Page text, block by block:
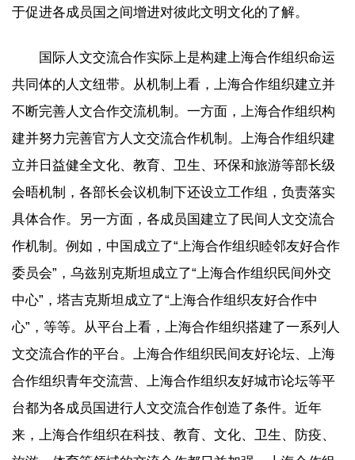
于促进各成员国之间增进对彼此文明文化的了解。
国际人文交流合作实际上是构建上海合作组织命运
共同体的人文纽带。从机制上看，上海合作组织建立并
不断完善人文合作交流机制。一方面，上海合作组织构
建并努力完善官方人文交流合作机制。上海合作组织建
立并日益健全文化、教育、卫生、环保和旅游等部长级
会晤机制，各部长会议机制下还设立工作组，负责落实
具体合作。另一方面，各成员国建立了民间人文交流合
作机制。例如，中国成立了“上海合作组织睦邻友好合作
委员会”，乌兹别克斯坦成立了“上海合作组织民间外交
中心”，塔吉克斯坦成立了“上海合作组织友好合作中
心”，等等。从平台上看，上海合作组织搭建了一系列人
文交流合作的平台。上海合作组织民间友好论坛、上海
合作组织青年交流营、上海合作组织友好城市论坛等平
台都为各成员国进行人文交流合作创造了条件。近年
来，上海合作组织在科技、教育、文化、卫生、防疫、